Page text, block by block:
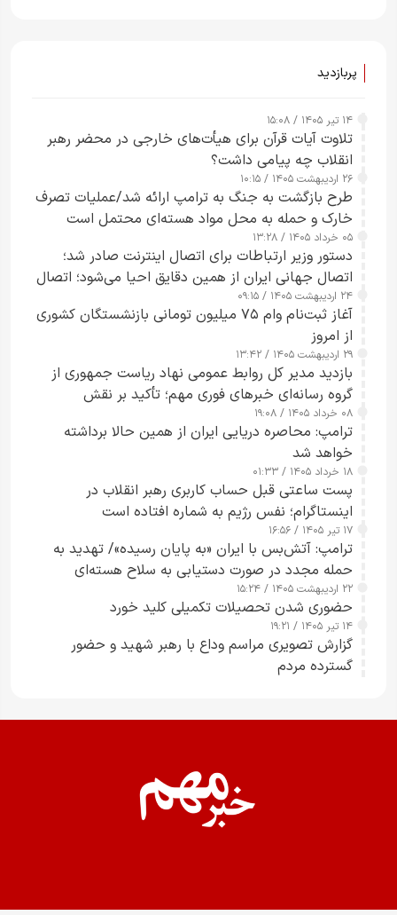
پربازدید
۱۴ تیر ۱۴۰۵ / ۱۵:۰۸
تلاوت آیات قرآن برای هیأت‌های خارجی در محضر رهبر
انقلاب چه پیامی داشت؟
۲۶ اردیبهشت ۱۴۰۵ / ۱۰:۱۵
طرح‌ بازگشت به جنگ به ترامپ ارائه شد/عملیات تصرف
خارک و حمله به محل مواد هسته‌ای محتمل است
۰۵ خرداد ۱۴۰۵ / ۱۳:۲۸
دستور وزیر ارتباطات برای اتصال اینترنت صادر شد؛
اتصال جهانی ایران از همین دقایق احیا می‌شود؛ اتصال
کامل مردم تا ۲۴ ساعت آینده
۲۴ اردیبهشت ۱۴۰۵ / ۰۹:۱۵
آغاز ثبت‌نام وام ۷۵ میلیون تومانی بازنشستگان کشوری
از امروز
۲۹ اردیبهشت ۱۴۰۵ / ۱۳:۴۲
بازدید مدیر کل روابط عمومی نهاد ریاست جمهوری از
گروه رسانه‌ای خبرهای فوری مهم؛ تأکید بر نقش
رسانه‌های هوشمند و مسئول در ارتقای آگاهی عمومی
۰۸ خرداد ۱۴۰۵ / ۱۹:۰۸
ترامپ: محاصره دریایی ایران از همین حالا برداشته
خواهد شد
۱۸ خرداد ۱۴۰۵ / ۰۱:۳۳
پست ساعتی قبل حساب کاربری رهبر انقلاب در
اینستاگرام؛ نفس رژیم به شماره افتاده است​
۱۷ تیر ۱۴۰۵ / ۱۶:۵۶
ترامپ: آتش‌بس با ایران «به پایان رسیده»/ تهدید به
حمله مجدد در صورت دستیابی به سلاح هسته‌ای
۲۲ اردیبهشت ۱۴۰۵ / ۱۵:۲۴
حضوری شدن تحصیلات تکمیلی کلید خورد
۱۴ تیر ۱۴۰۵ / ۱۹:۲۱
گزارش تصویری مراسم وداع با رهبر شهید و حضور
گسترده مردم